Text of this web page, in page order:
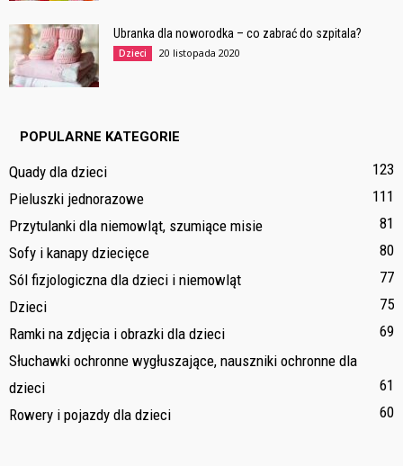
Ubranka dla noworodka – co zabrać do szpitala?
Dzieci 20 listopada 2020
POPULARNE KATEGORIE
Quady dla dzieci
123
Pieluszki jednorazowe
111
Przytulanki dla niemowląt, szumiące misie
81
Sofy i kanapy dziecięce
80
Sól fizjologiczna dla dzieci i niemowląt
77
Dzieci
75
Ramki na zdjęcia i obrazki dla dzieci
69
Słuchawki ochronne wygłuszające, nauszniki ochronne dla
dzieci
61
Rowery i pojazdy dla dzieci
60